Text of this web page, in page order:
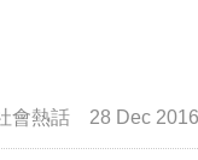
會熱話 28 Dec 2016